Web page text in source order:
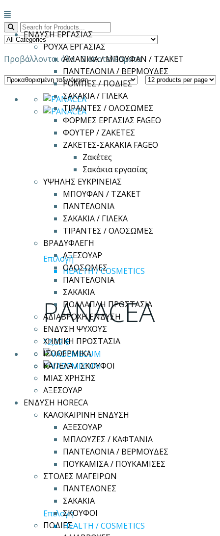
Μενού
ΕΝΔΥΣΗ ΕΡΓΑΣΙΑΣ
ΡΟΥΧΑ ΕΡΓΑΣΙΑΣ
ΑΜΑΝΙΚΑ / ΜΠΟΥΦΑΝ / ΤΖΑΚΕΤ
ΠΑΝΤΕΛΟΝΙΑ / ΒΕΡΜΟΥΔΕΣ
ΡΟΜΠΕΣ / ΠΟΔΙΕΣ
ΣΑΚΑΚΙΑ / ΓΙΛΕΚΑ
ΤΙΡΑΝΤΕΣ / ΟΛΟΣΩΜΕΣ
ΦΟΡΜΕΣ ΕΡΓΑΣΙΑΣ FAGEO
ΦΟΥΤΕΡ / ΖΑΚΕΤΕΣ
ΖΑΚΕΤΕΣ-ΣΑΚΑΚΙΑ FAGEO
Ζακέτες
Σακάκια εργασίας
ΥΨΗΛΗΣ ΕΥΚΡΙΝΕΙΑΣ
ΜΠΟΥΦΑΝ / ΤΖΑΚΕΤ
ΠΑΝΤΕΛΟΝΙΑ
ΣΑΚΑΚΙΑ / ΓΙΛΕΚΑ
ΤΙΡΑΝΤΕΣ / ΟΛΟΣΩΜΕΣ
ΒΡΑΔΥΦΛΕΓΗ
ΑΞΕΣΟΥΑΡ
ΟΛΟΣΩΜΕΣ
ΠΑΝΤΕΛΟΝΙΑ
ΣΑΚΑΚΙΑ
ΠΟΛΛΑΠΛΗ ΠΡΟΣΤΑΣΙΑ
ΑΔΙΑΒΡΟΧΗ ΕΝΔΥΣΗ
ΕΝΔΥΣΗ ΨΥΧΟΥΣ
ΧΗΜΙΚΗ ΠΡΟΣΤΑΣΙΑ
ΙΣΟΘΕΡΜΙΚΑ
ΚΑΠΕΛΑ / ΣΚΟΥΦΟΙ
ΜΙΑΣ ΧΡΗΣΗΣ
ΑΞΕΣΟΥΑΡ
ΕΝΔΥΣΗ HORECA
ΚΑΛΟΚΑΙΡΙΝΗ ΕΝΔΥΣΗ
ΑΞΕΣΟΥΑΡ
ΜΠΛΟΥΖΕΣ / ΚΑΦΤΑΝΙΑ
ΠΑΝΤΕΛΟΝΙΑ / ΒΕΡΜΟΥΔΕΣ
ΠΟΥΚΑΜΙΣΑ / ΠΟΥΚΑΜΙΣΕΣ
ΣΤΟΛΕΣ ΜΑΓΕΙΡΩΝ
ΠΑΝΤΕΛΟΝΕΣ
ΣΑΚΑΚΙΑ
ΣΚΟΥΦΟΙ
ΠΟΔΙΕΣ
Προβάλλονται όλα - 2 αποτελέσματα
ΕπιλογήΑυτό
το
προϊόν
έχει
πολλαπλές
παραλλαγές.
Οι
επιλογές
μπορούν
να
επιλεγούν
στη
σελίδα
του
προϊόντος
HEALTH / COSMETICS
PANACEA
12,02€
ΕπιλογήΑυτό
το
HEALTH / COSMETICS